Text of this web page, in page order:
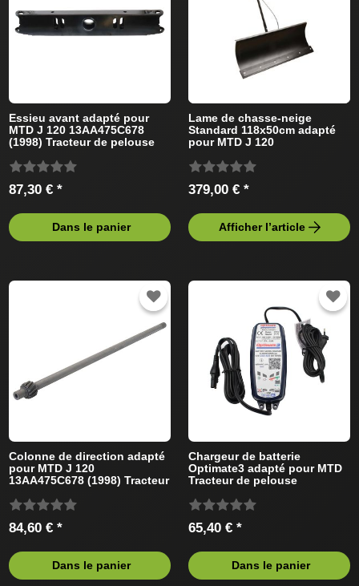
Essieu avant adapté pour
MTD J 120 13AA475C678
(1998) Tracteur de pelouse
87,30 € *
Dans le panier
Lame de chasse-neige
Standard 118x50cm adapté
pour MTD J 120
pelouse
379,00 € *
Afficher l’article
Colonne de direction adapté
pour MTD J 120
13AA475C678 (1998) Tracteur
84,60 € *
Dans le panier
Chargeur de batterie
Optimate3 adapté pour MTD
Tracteur de pelouse
65,40 € *
Dans le panier